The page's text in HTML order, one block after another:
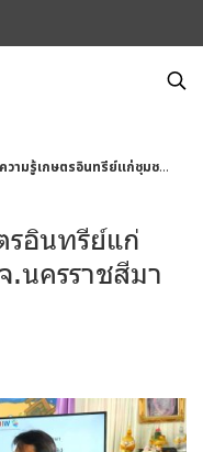
รอินทรีย์แก่ชุมชนใกล้เคียงโรงงาน จ.นครราชสีมา
รอินทรีย์แก่
.นครราชสีมา